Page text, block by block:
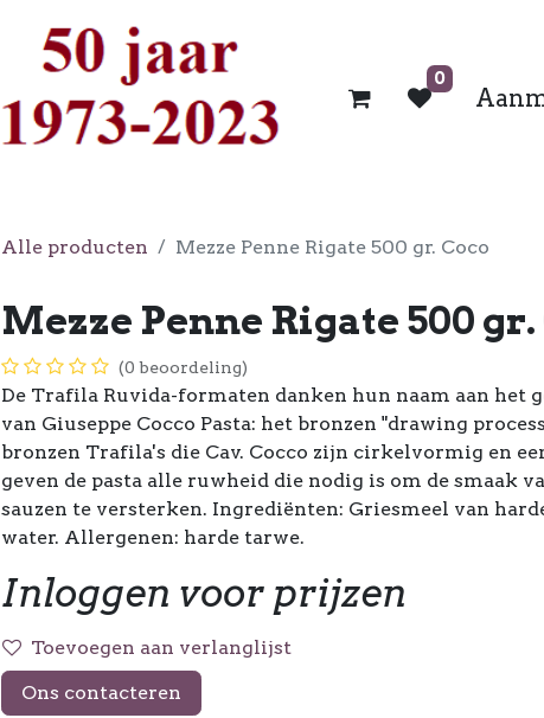
0
Alle producten Mezze Penne Rigate 500 gr. Coco
Mezze Penne Rigate 500 gr.
(0 beoordeling)
De Trafila Ruvida-formaten danken hun naam aan het
van Giuseppe Cocco Pasta: het bronzen "drawing
bronzen Trafila's die Cav. Cocco zijn cirkelvormig en
geven de pasta alle ruwheid die nodig is om de smaak
sauzen te versterken. Ingrediënten: Griesmeel van
water. Allergenen: harde tarwe.
Inloggen voor prijzen
Toevoegen aan verlanglijst
Ons contacteren